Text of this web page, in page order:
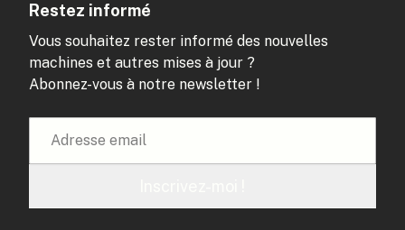
Restez informé
Vous souhaitez rester informé des nouvelles
machines et autres mises à jour ?
Abonnez-vous à notre newsletter !